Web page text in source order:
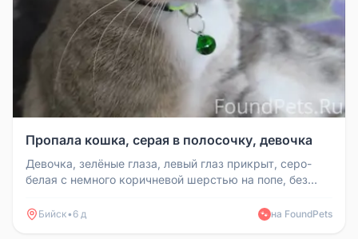
Пропала кошка, серая в полосочку, девочка
Девочка, зелёные глаза, левый глаз прикрыт, серо-
белая с немного коричневой шерстью на попе, без
Бийск•6 д 🐾 на FoundPets